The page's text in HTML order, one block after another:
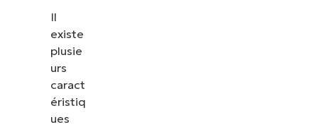
Il
existe
plusie
urs
caract
éristiq
ues